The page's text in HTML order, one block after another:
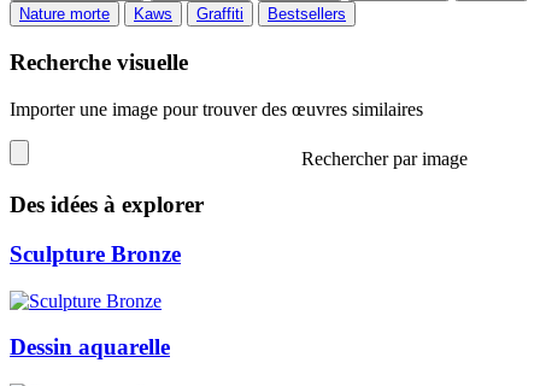
Nature morte
Kaws Graffiti Bestsellers
Recherche visuelle
Importer une image pour trouver des œuvres similaires
Rechercher par image
Des idées à explorer
Sculpture Bronze
Dessin aquarelle